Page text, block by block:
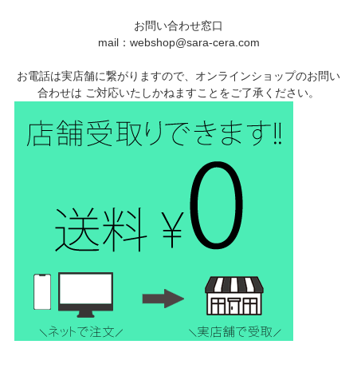
お問い合わせ窓口
mail：webshop@sara-cera.com
お電話は実店舗に繋がりますので、オンラインショップのお問い
合わせは ご対応いたしかねますことをご了承ください。